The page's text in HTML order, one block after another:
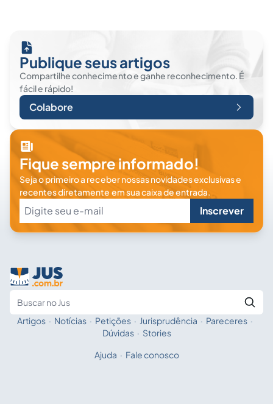
Publique seus artigos
Compartilhe conhecimento e ganhe reconhecimento. É
fácil e rápido!
Colabore
Fique sempre informado!
Seja o primeiro a receber nossas novidades exclusivas e
recentes diretamente em sua caixa de entrada.
Inscrever
Fale com a IA
Artigos · Notícias · Petições · Jurisprudência · Pareceres ·
Dúvidas · Stories
Ajuda · Fale conosco